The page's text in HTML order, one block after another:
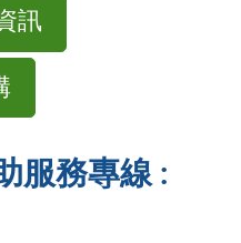
訊
服務專線 :